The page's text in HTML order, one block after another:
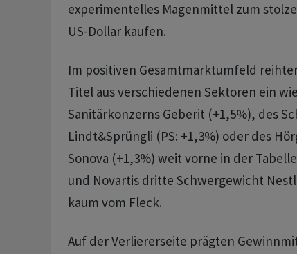
experimentelles Magenmittel zum
US-Dollar kaufen.
Im positiven Gesamtmarktumfeld
Titel aus verschiedenen Sektoren ein
Sanitärkonzerns Geberit (+1,5%), des
Lindt&Sprüngli (PS: +1,3%) oder des
Sonova (+1,3%) weit vorne in der
und Novartis dritte Schwergewicht
kaum vom Fleck.
Auf der Verliererseite prägten